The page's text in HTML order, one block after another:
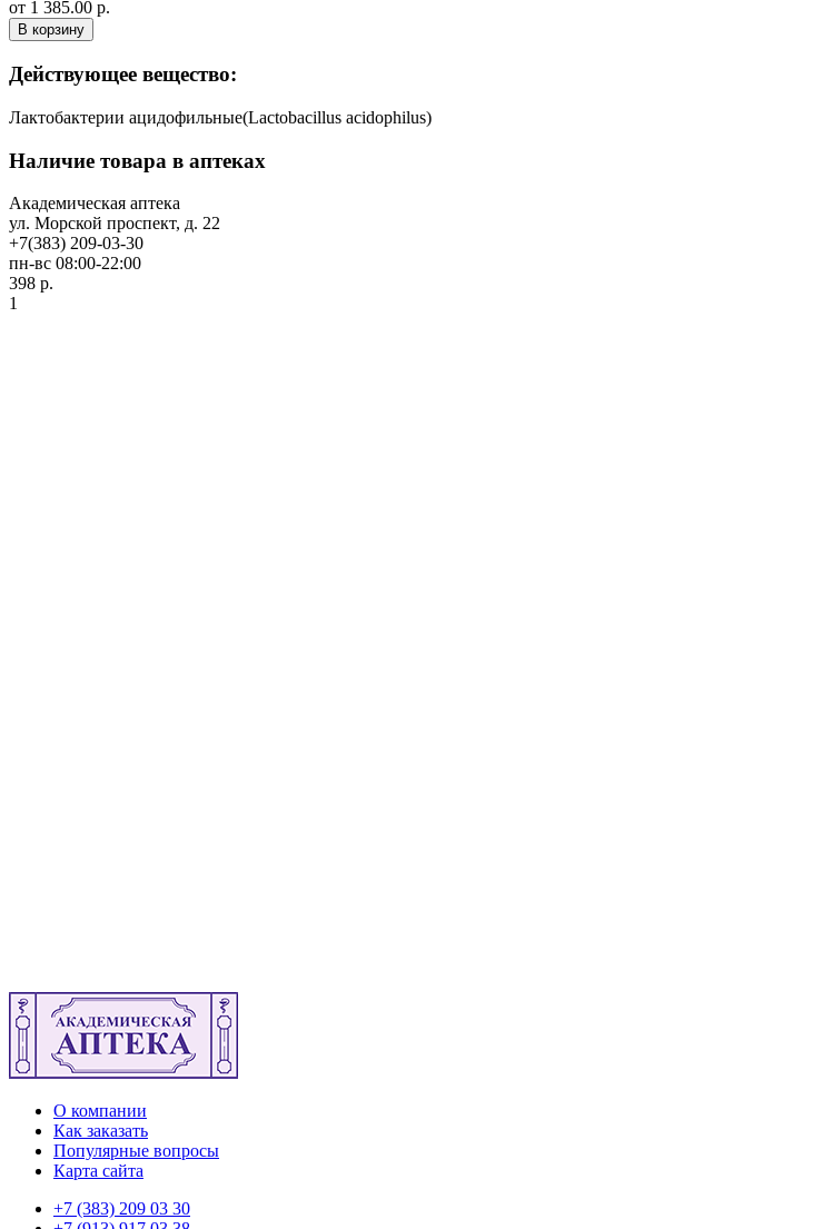
от 1 385.00 р.
В корзину
Действующее вещество:
Лактобактерии ацидофильные(Lactobacillus acidophilus)
Наличие товара в аптеках
Академическая аптека
ул. Морской проспект, д. 22
+7(383) 209-03-30
пн-вс 08:00-22:00
398 р.
1
О компании
Как заказать
Популярные вопросы
Карта сайта
+7 (383) 209 03 30